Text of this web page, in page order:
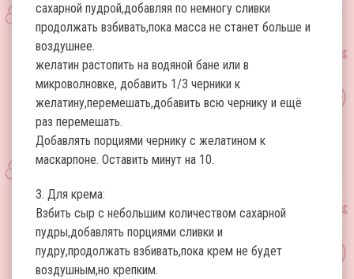
сахарной пудрой,добавляя по немногу сливки
продолжать взбивать,пока масса не станет больше и
воздушнее.
желатин растопить на водяной бане или в
микроволновке, добавить 1/3 черники к
желатину,перемешать,добавить всю чернику и ещё
раз перемешать.
Добавлять порциями чернику с желатином к
маскарпоне. Оставить минут на 10.
3. Для крема:
Взбить сыр с небольшим количеством сахарной
пудры,добавлять порциями сливки и
пудру,продолжать взбивать,пока крем не будет
воздушным,но крепким.